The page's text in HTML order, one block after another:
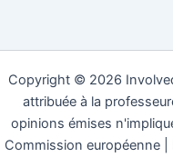
Copyright © 2026
attribuée à la
opinions émises
Commission européenne |